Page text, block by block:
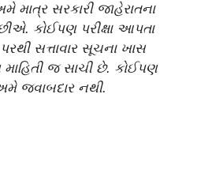
માત્ર સરકારી જાહેરાતના
કોઈપણ પરીક્ષા આપતા
સત્તાવાર સૂચના ખાસ
જ સાચી છે. કોઈપણ
જવાબદાર નથી.